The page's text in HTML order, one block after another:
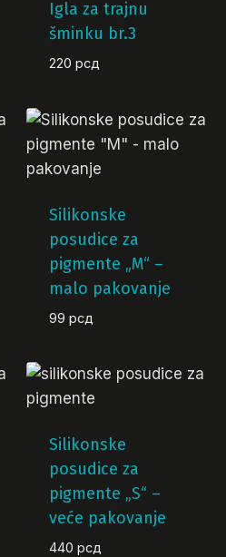
Igla za trajnu
šminku br.3
220 рсд
Silikonske
posudice za
pigmente „M“ –
malo pakovanje
99 рсд
Silikonske
posudice za
pigmente „S“ –
veće pakovanje
440 рсд